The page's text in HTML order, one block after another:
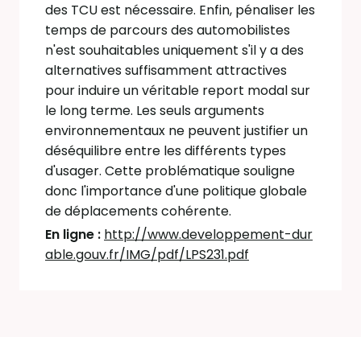
des TCU est nécessaire. Enfin, pénaliser les
temps de parcours des automobilistes
n'est souhaitables uniquement s'il y a des
alternatives suffisamment attractives
pour induire un véritable report modal sur
le long terme. Les seuls arguments
environnementaux ne peuvent justifier un
déséquilibre entre les différents types
d'usager. Cette problématique souligne
donc l'importance d'une politique globale
de déplacements cohérente.
En ligne : http://www.developpement-dur
able.gouv.fr/IMG/pdf/LPS231.pdf